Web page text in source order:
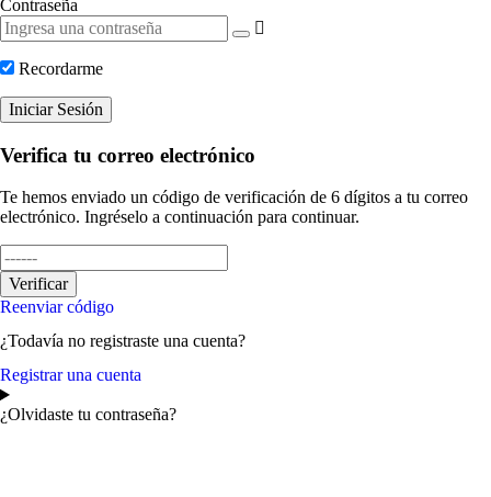
Contraseña
Recordarme
Iniciar Sesión
Verifica tu correo electrónico
Te hemos enviado un código de verificación de 6 dígitos a tu correo
electrónico. Ingréselo a continuación para continuar.
Verificar
Reenviar código
¿Todavía no registraste una cuenta?
Registrar una cuenta
¿Olvidaste tu contraseña?